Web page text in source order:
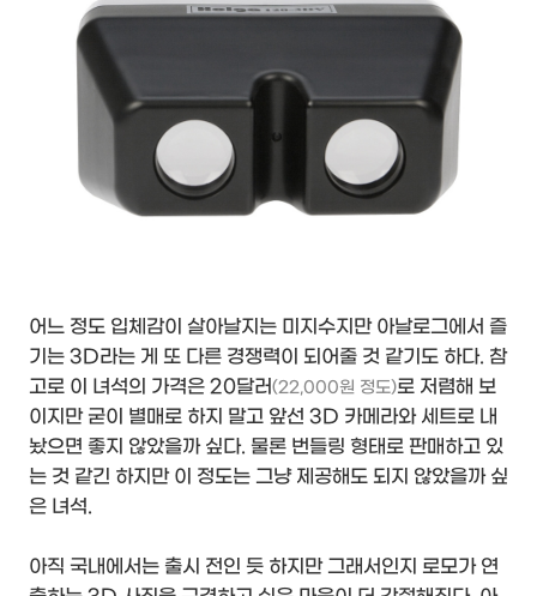
어느 정도 입체감이 살아날지는 미지수지만 아날로그에서 즐
기는 3D라는 게 또 다른 경쟁력이 되어줄 것 같기도 하다. 참
고로 이 녀석의 가격은 20달러(22,000원 정도)로 저렴해 보
이지만 굳이 별매로 하지 말고 앞선 3D 카메라와 세트로 내
놨으면 좋지 않았을까 싶다. 물론 번들링 형태로 판매하고 있
는 것 같긴 하지만 이 정도는 그냥 제공해도 되지 않았을까 싶
은 녀석.
아직 국내에서는 출시 전인 듯 하지만 그래서인지 로모가 연